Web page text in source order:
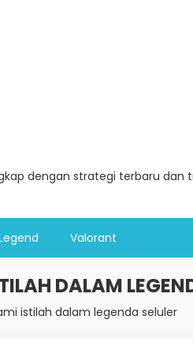
dengan strategi terbaru dan
Valorant
DALAM
istilah dalam legenda seluler